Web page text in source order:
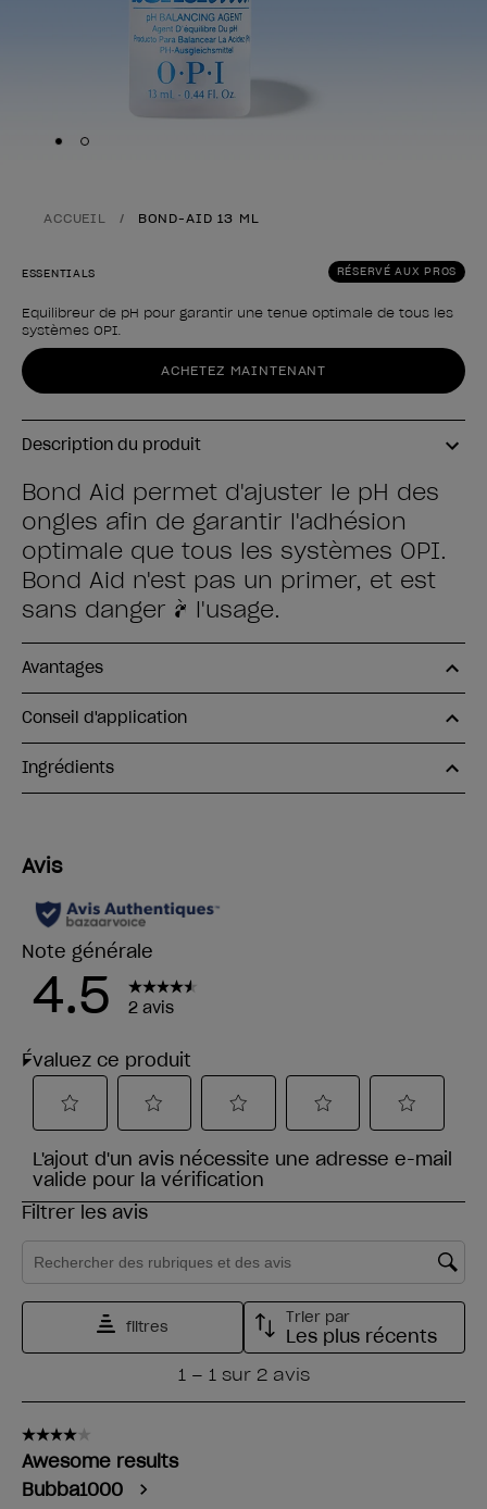
Skip to slide
Skip to slide
ACCUEIL BOND-AID 13 ML
RÉSERVÉ AUX PROS
ESSENTIALS
Equilibreur de pH pour garantir une tenue optimale de tous les
systèmes OPI.
Forme du produit
ACHETEZ MAINTENANT
Description du produit
Bond Aid permet d'ajuster le pH des
ongles afin de garantir l'adhésion
optimale que tous les systèmes OPI.
Bond Aid n'est pas un primer, et est
sans danger à l'usage.
Avantages
Conseil d'application
Ingrédients